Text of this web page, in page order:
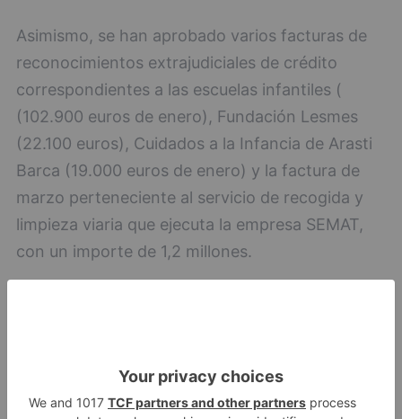
Asimismo, se han aprobado varios facturas de
reconocimientos extrajudiciales de crédito
correspondientes a las escuelas infantiles (
(102.900 euros de enero), Fundación Lesmes
(22.100 euros), Cuidados a la Infancia de Arasti
Barca (19.000 euros de enero) y la factura de
marzo perteneciente al servicio de recogida y
limpieza viaria que ejecuta la empresa SEMAT,
con un importe de 1,2 millones.